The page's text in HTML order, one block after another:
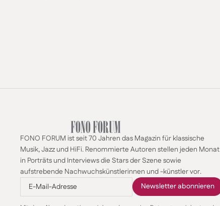
FONO FORUM ist seit 70 Jahren das Magazin für klassische
Musik, Jazz und HiFi. Renommierte Autoren stellen jeden Monat
in Porträts und Interviews die Stars der Szene sowie
aufstrebende Nachwuchskünstlerinnen und -künstler vor.